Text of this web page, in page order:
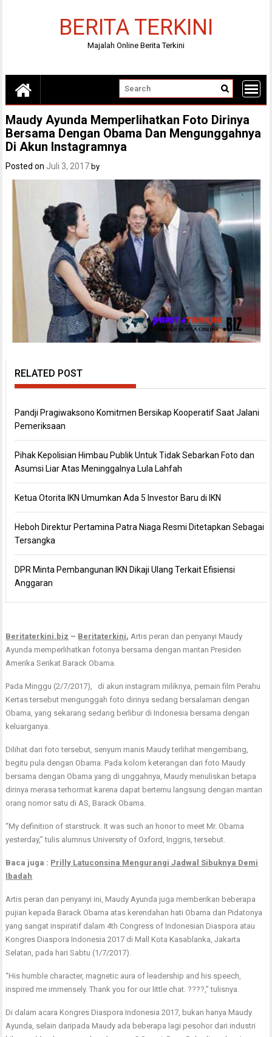
BERITA TERKINI
Majalah Online Berita Terkini
Maudy Ayunda Memperlihatkan Foto Dirinya
Bersama Dengan Obama Dan Mengunggahnya
Di Akun Instagramnya
Posted on Juli 3, 2017 by
RELATED POST
Pandji Pragiwaksono Komitmen Bersikap Kooperatif Saat Jalani
Pemeriksaan
Pihak Kepolisian Himbau Publik Untuk Tidak Sebarkan Foto dan
Asumsi Liar Atas Meninggalnya Lula Lahfah
Ketua Otorita IKN Umumkan Ada 5 Investor Baru di IKN
Heboh Direktur Pertamina Patra Niaga Resmi Ditetapkan Sebagai
Tersangka
DPR Minta Pembangunan IKN Dikaji Ulang Terkait Efisiensi
Anggaran
Beritaterkini.biz – Beritaterkini, Artis peran dan penyanyi Maudy
Ayunda memperlihatkan fotonya bersama dengan mantan Presiden
Amerika Serikat Barack Obama.
Pada Minggu (2/7/2017), di akun instagram miliknya, pemain film Perahu
Kertas tersebut mengunggah foto dirinya sedang bersalaman dengan
Obama, yang sekarang sedang berlibur di Indonesia bersama dengan
keluarganya.
Dilihat dari foto tersebut, senyum manis Maudy terlihat mengembang,
begitu pula dengan Obama. Pada kolom keterangan dari foto Maudy
bersama dengan Obama yang di unggahnya, Maudy menuliskan betapa
dirinya merasa terhormat karena dapat bertemu langsung dengan mantan
orang nomor satu di AS, Barack Obama.
“My definition of starstruck. It was such an honor to meet Mr. Obama
yesterday,” tulis alumnus University of Oxford, Inggris, tersebut.
Baca juga : Prilly Latuconsina Mengurangi Jadwal Sibuknya Demi
Ibadah
Artis peran dan penyanyi ini, Maudy Ayunda juga memberikan beberapa
pujian kepada Barack Obama atas kerendahan hati Obama dan Pidatonya
yang sangat inspiratif dalam 4th Congress of Indonesian Diaspora atau
Kongres Diaspora Indonesia 2017 di Mall Kota Kasablanka, Jakarta
Selatan, pada hari Sabtu (1/7/2017).
“His humble character, magnetic aura of leadership and his speech,
inspired me immensely. Thank you for our little chat. ????,” tulisnya.
Di dalam acara Kongres Diaspora Indonesia 2017, bukan hanya Maudy
Ayunda, selain daripada Maudy ada beberapa lagi pesohor dari industri